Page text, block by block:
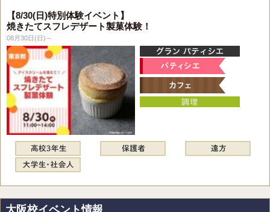
【8/30(日)特別体験イベント】
焼きたてスフレデザート製菓体験！
08月30日(日)～
大阪校イベント情報